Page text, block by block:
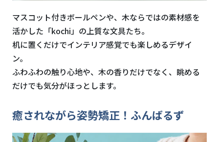
マスコット付きボールペンや、木ならではの素材感を
活かした「kochi」の上質な文具たち。
机に置くだけでインテリア感覚でも楽しめるデザイ
ン。
ふわふわの触り心地や、木の香りだけでなく、眺める
だけでも気分がほっとします。
癒されながら姿勢矯正！ふんばるず